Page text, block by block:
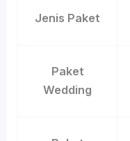
Jenis Paket
Paket
Wedding